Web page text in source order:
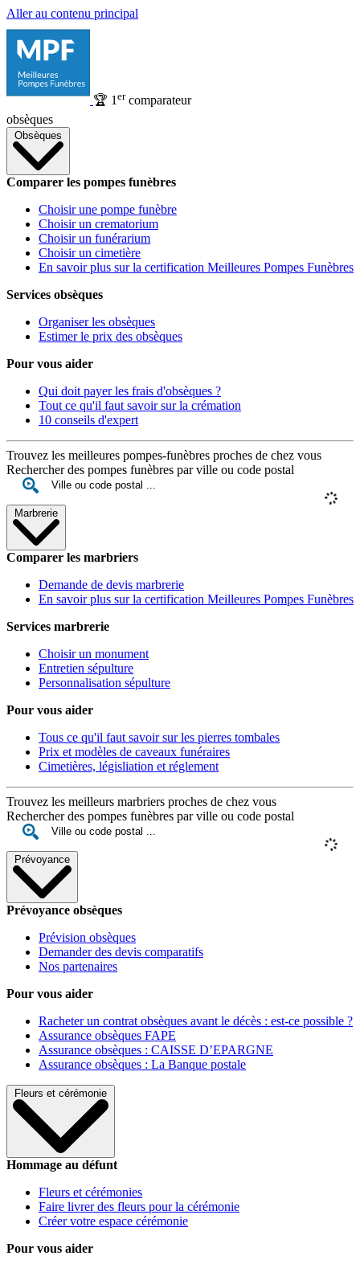
Aller au contenu principal
🏆 1 ercomparateur
obsèques
Obsèques
Comparer les pompes funèbres
Choisir une pompe funèbre
Choisir un crematorium
Choisir un funérarium
Choisir un cimetière
En savoir plus sur la certification Meilleures Pompes Funèbres
Services obsèques
Organiser les obsèques
Estimer le prix des obsèques
Pour vous aider
Qui doit payer les frais d'obsèques ?
Tout ce qu'il faut savoir sur la crémation
10 conseils d'expert
Trouvez les meilleures pompes-funèbres proches de chez vous
Rechercher des pompes funèbres par ville ou code postal
Marbrerie
Comparer les marbriers
Demande de devis marbrerie
En savoir plus sur la certification Meilleures Pompes Funèbres
Services marbrerie
Choisir un monument
Entretien sépulture
Personnalisation sépulture
Pour vous aider
Tous ce qu'il faut savoir sur les pierres tombales
Prix et modèles de caveaux funéraires
Cimetières, législiation et réglement
Trouvez les meilleurs marbriers proches de chez vous
Rechercher des pompes funèbres par ville ou code postal
Prévoyance
Prévoyance obsèques
Prévision obsèques
Demander des devis comparatifs
Nos partenaires
Pour vous aider
Racheter un contrat obsèques avant le décès : est-ce possible ?
Assurance obsèques FAPE
Assurance obsèques : CAISSE D’EPARGNE
Assurance obsèques : La Banque postale
Fleurs et cérémonie
Hommage au défunt
Fleurs et cérémonies
Faire livrer des fleurs pour la cérémonie
Créer votre espace cérémonie
Pour vous aider